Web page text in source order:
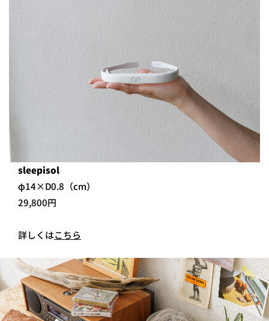
sleepisol
φ14×D0.8（cm）
29,800円
詳しくはこちら